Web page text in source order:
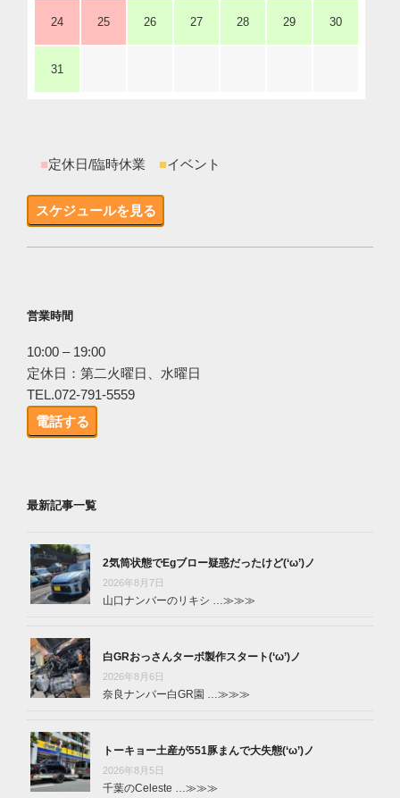
24 25 26 27 28 29 30
31
■定休日/臨時休業 ■イベント
スケジュールを見る
営業時間
10:00 – 19:00
定休日：第二火曜日、水曜日
TEL.072-791-5559
電話する
最新記事一覧
2気筒状態でEgブロー疑惑だったけど(‘ω’)ノ
2026年8月7日
山口ナンバーのリキシ …≫≫≫
白GRおっさんターボ製作スタート(‘ω’)ノ
2026年8月6日
奈良ナンバー白GR園 …≫≫≫
トーキョー土産が551豚まんで大失態(‘ω’)ノ
2026年8月5日
千葉のCeleste …≫≫≫